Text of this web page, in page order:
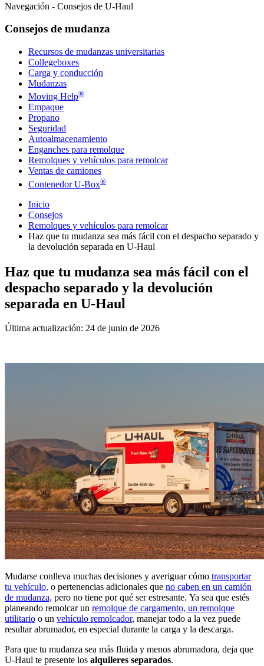
Navegación - Consejos de U-Haul
Consejos de mudanza
Recursos de mudanzas universitarias
Collegeboxes
Carga y conducción
Mudanzas
Moving Help®
Empaque
Propano
Seguridad
Autoalmacenamiento
Enganches para remolque
Remolques y vehículos para remolcar
Ventas de camiones
Contenedor U-Box®
Inicio
Consejos
Remolques y vehículos para remolcar
Haz que tu mudanza sea más fácil con el despacho separado y
la devolución separada en U-Haul
Haz que tu mudanza sea más fácil con el
despacho separado y la devolución
separada en U-Haul
Última actualización: 24 de junio de 2026
Mudarse conlleva muchas decisiones y averiguar cómo transportar
tu vehículo, o pertenencias adicionales que no caben en un camión
de mudanza, pero no tiene por qué ser estresante. Ya sea que estés
planeando remolcar un remolque de cargamento, un remolque
utilitario o un vehículo remolcador, manejar todo a la vez puede
resultar abrumador, en especial durante la carga y la descarga.
Para que tu mudanza sea más fluida y menos abrumadora, deja que
U-Haul te presente los alquileres separados.